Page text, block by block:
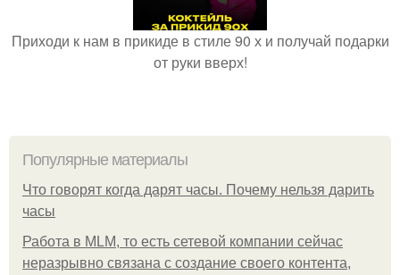
Приходи к нам в прикиде в стиле 90 х и получай подарки
от руки вверх!
Популярные материалы
Что говорят когда дарят часы. Почему нельзя дарить
часы
Работа в MLM, то есть сетевой компании сейчас
неразрывно связана с создание своего контента,